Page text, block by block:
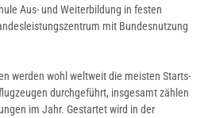
Aus- und Weiterbildung in festen
mit Bundesnutzung
werden wohl weltweit die meisten Starts-
durchgeführt, insgesamt zählen
im Jahr. Gestartet wird in der